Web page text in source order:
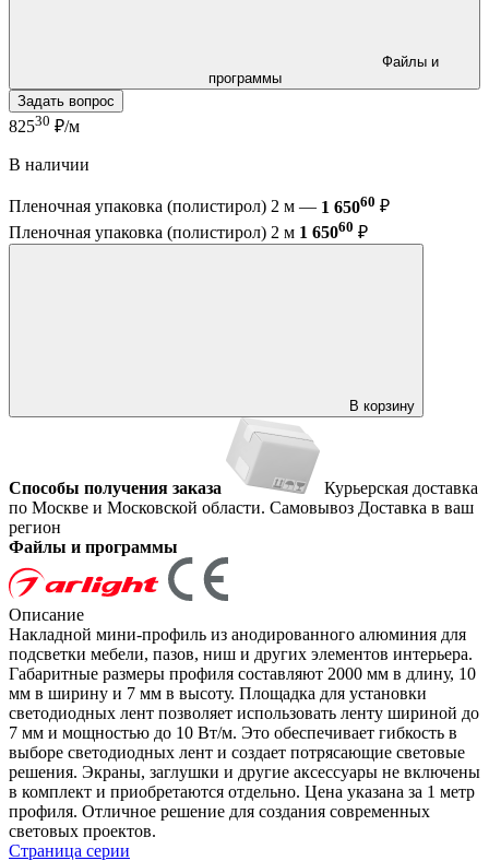
программы
Задать вопрос
82530 ₽/м
В наличии
Пленочная упаковка (полистирол) 2 м — 1 65060 ₽
Пленочная упаковка (полистирол) 2 м 1 65060 ₽
В корзину
Способы получения заказа
Курьерская доставка
по Москве и Московской области. Самовывоз Доставка в ваш
регион
Файлы и программы
Описание
Накладной мини-профиль из анодированного алюминия для
подсветки мебели, пазов, ниш и других элементов интерьера.
Габаритные размеры профиля составляют 2000 мм в длину, 10
мм в ширину и 7 мм в высоту. Площадка для установки
светодиодных лент позволяет использовать ленту шириной до
7 мм и мощностью до 10 Вт/м. Это обеспечивает гибкость в
выборе светодиодных лент и создает потрясающие световые
решения. Экраны, заглушки и другие аксессуары не включены
в комплект и приобретаются отдельно. Цена указана за 1 метр
профиля. Отличное решение для создания современных
световых проектов.
Страница серии